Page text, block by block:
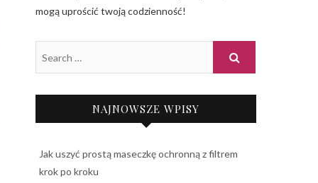
mogą uprościć twoją codzienność!
NAJNOWSZE WPISY
Jak uszyć prostą maseczkę ochronną z filtrem
krok po kroku